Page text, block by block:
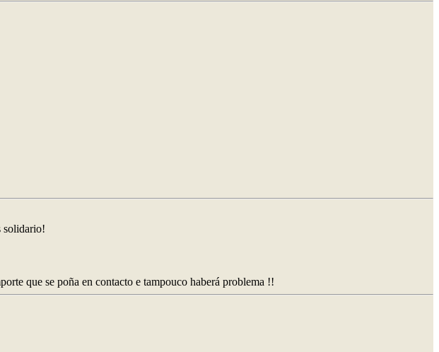
solidario!
que se poña en contacto e tampouco haberá problema !!